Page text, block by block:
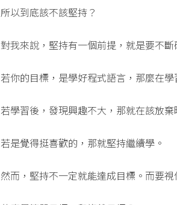
所以到底該不該堅持？
對我來說，堅持有一個前提，就是要不斷
若你的目標，是學好程式語言，那麼在
若學習後，發現興趣不大，那就在該放
若是覺得挺喜歡的，那就堅持繼續學。
然而，堅持不一定就能達成目標。而要